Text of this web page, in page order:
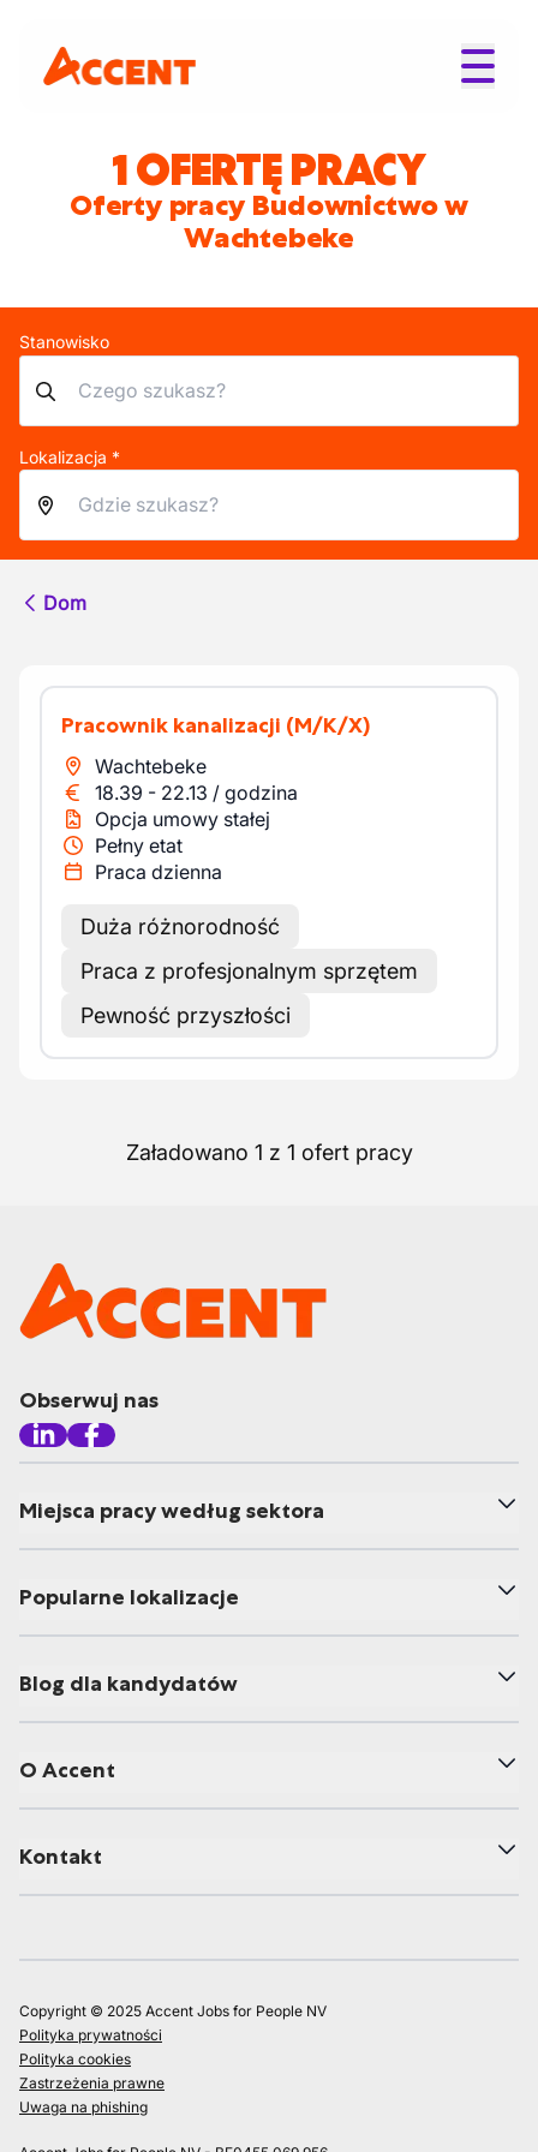
1 OFERTĘ PRACY
Oferty pracy Budownictwo w
Wachtebeke
Stanowisko
Lokalizacja *
Dom
Pracownik kanalizacji (M/K/X)
Wachtebeke
18.39 - 22.13 / godzina
Opcja umowy stałej
Pełny etat
Praca dzienna
Duża różnorodność
Praca z profesjonalnym sprzętem
Pewność przyszłości
Załadowano 1 z 1 ofert pracy
Obserwuj nas
Miejsca pracy według sektora
Popularne lokalizacje
Blog dla kandydatów
O Accent
Kontakt
Copyright © 2025 Accent Jobs for People NV
Polityka prywatności
Polityka cookies
Zastrzeżenia prawne
Uwaga na phishing